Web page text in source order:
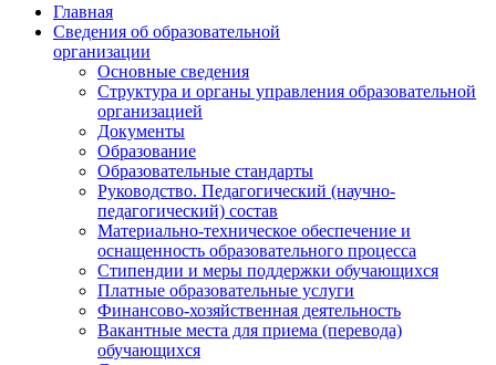
Главная
Сведения об образовательной
организации
Основные сведения
Структура и органы управления образовательной
организацией
Документы
Образование
Образовательные стандарты
Руководство. Педагогический (научно-
педагогический) состав
Материально-техническое обеспечение и
оснащенность образовательного процесса
Стипендии и меры поддержки обучающихся
Платные образовательные услуги
Финансово-хозяйственная деятельность
Вакантные места для приема (перевода)
обучающихся